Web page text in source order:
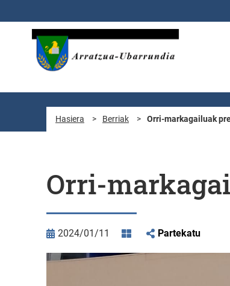
Hasiera > Berriak > Orri-markagailuak
Orri-
2024/01/11 Partekatu